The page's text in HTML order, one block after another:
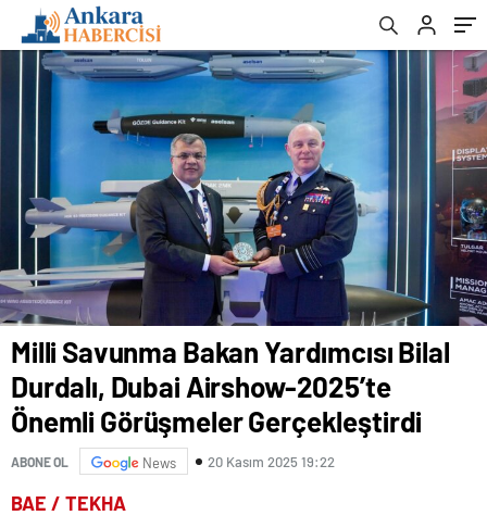
Gerçekleştirdi
Milli Savunma Bakan Yardımcısı Bilal
Durdalı, Dubai Airshow-2025’te
Önemli Görüşmeler Gerçekleştirdi
ABONE OL News 20 Kasım 2025 19:22
BAE / TEKHA